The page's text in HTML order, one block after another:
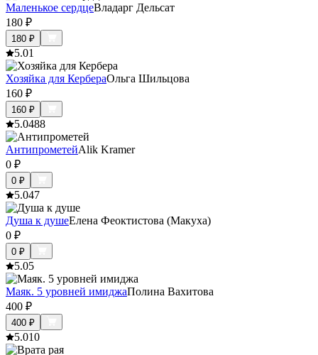
Маленькое сердцеВладарг Дельсат
180 ₽
180 ₽
5.01
Хозяйка для КербераОльга Шильцова
160 ₽
160 ₽
5.0488
АнтипрометейAlik Kramer
0 ₽
0 ₽
5.047
Душа к душеЕлена Феоктистова (Макуха)
0 ₽
0 ₽
5.05
Маяк. 5 уровней имиджаПолина Вахитова
400 ₽
400 ₽
5.010